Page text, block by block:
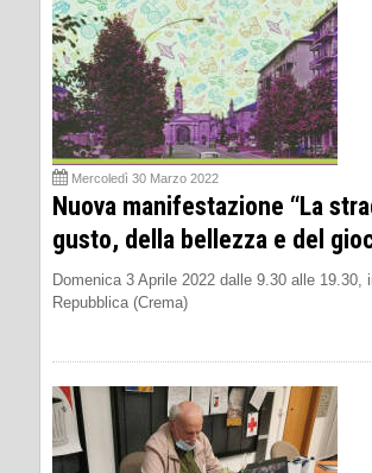
Mercoledì 30 Marzo 2022
Nuova manifestazione “La
gusto, della bellezza e del
Domenica 3 Aprile 2022 dalle 9.30 alle 19.30,
Repubblica (Crema)